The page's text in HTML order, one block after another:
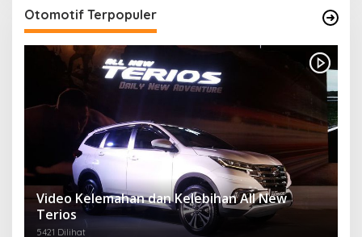
Otomotif Terpopuler
Video Kelemahan dan Kelebihan All New
Terios
5421 Dilihat